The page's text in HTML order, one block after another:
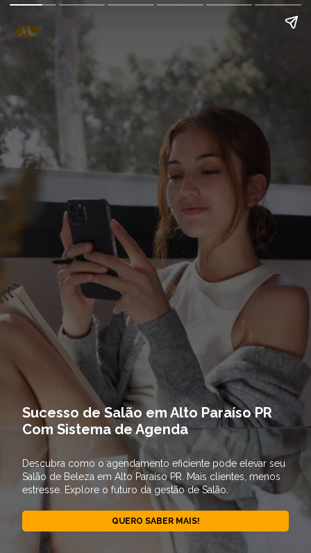
Sucesso de Salão em Alto Paraíso PR
Com Sistema de Agenda
Descubra como o agendamento eficiente pode elevar seu
Salão de Beleza em Alto Paraíso PR. Mais clientes, menos
estresse. Explore o futuro da gestão de Salão.
QUERO SABER MAIS!